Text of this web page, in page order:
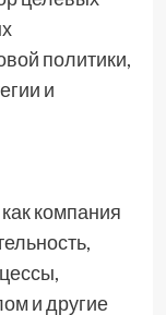
политики,
и
компания
и другие